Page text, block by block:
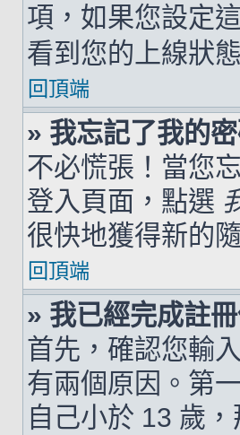
項，如果您設定
看到您的上線狀
回頂端
» 我忘記了我的密
不必慌張！當您
登入頁面，點選
很快地獲得新的
回頂端
» 我已經完成註
首先，確認您輸
有兩個原因。第
自己小於 13 歲